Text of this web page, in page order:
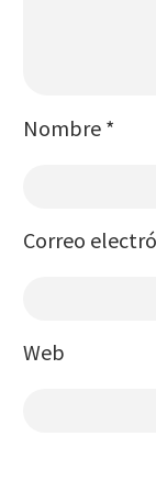
Nombre *
Correo
Web